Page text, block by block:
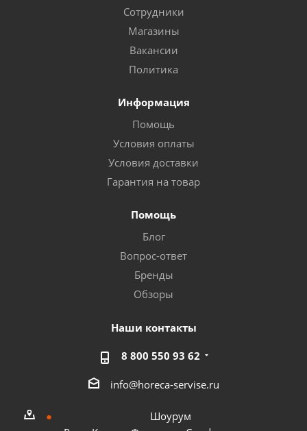
Сотрудники
Магазины
Вакансии
Политика
Информация
Помощь
Условия оплаты
Условия доставки
Гарантия на товар
Помощь
Блог
Вопрос-ответ
Бренды
Обзоры
Наши контакты
8 800 550 93 62
info@horeca-servise.ru
Шоурум